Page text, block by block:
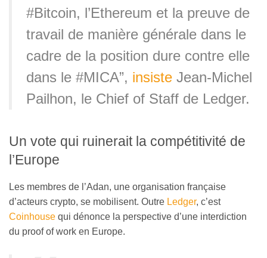
#Bitcoin, l’Ethereum et la preuve de
travail de manière générale dans le
cadre de la position dure contre elle
dans le #MICA”, insiste Jean-Michel
Pailhon, le Chief of Staff de Ledger.
Un vote qui ruinerait la compétitivité de
l’Europe
Les membres de l’Adan, une organisation française
d’acteurs crypto, se mobilisent. Outre Ledger, c’est
Coinhouse qui dénonce la perspective d’une interdiction
du proof of work en Europe.